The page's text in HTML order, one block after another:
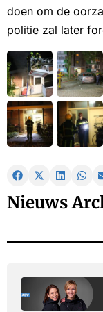
doen om de
politie zal later
Nieuws